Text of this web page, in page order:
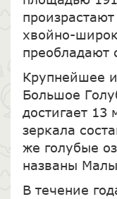
хвойно-
преобладают
Крупнейшее
Большое
достигает 13
зеркала
же голубые
названы
В течение